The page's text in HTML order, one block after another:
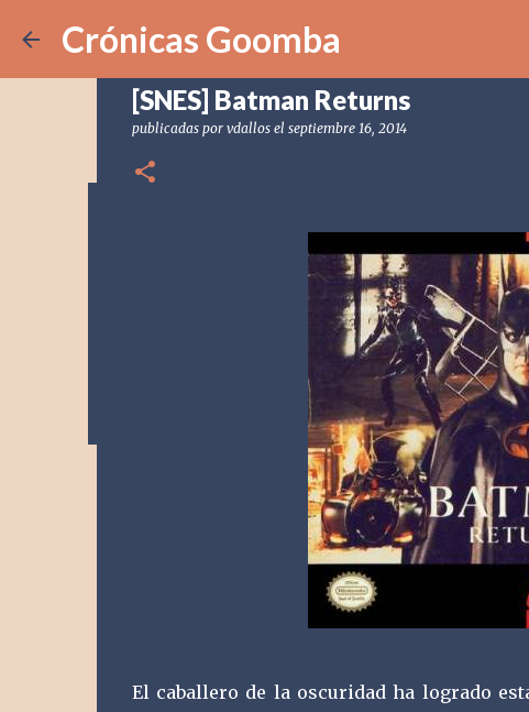
Crónicas Goomba
[POD] CG328 Shadow Labyrinth
eljulio 24, 2026 [POD] PODCAST
[SNES] Batman Returns
publicadas por vdallos el septiembre 16, 2014
El caballero de la oscuridad ha logrado